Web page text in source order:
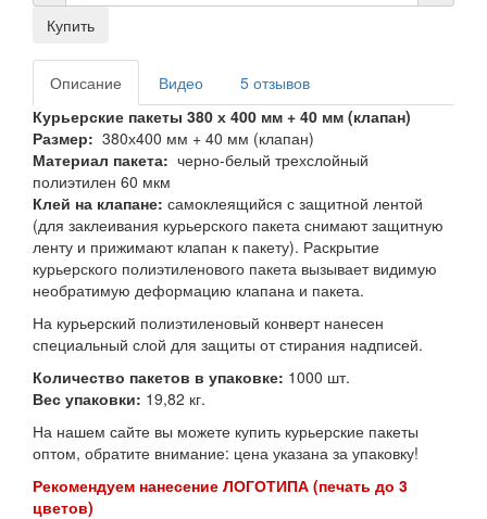
Купить
Описание Видео
5 отзывов
Курьерские пакеты 380 х 400 мм + 40 мм (клапан)
Размер: 380х400 мм + 40 мм (клапан)
Материал пакета: черно-белый трехслойный
полиэтилен 60 мкм
Клей на клапане: самоклеящийся с защитной лентой
(для заклеивания курьерского пакета снимают защитную
ленту и прижимают клапан к пакету). Раскрытие
курьерского полиэтиленового пакета вызывает видимую
необратимую деформацию клапана и пакета.
На курьерский полиэтиленовый конверт нанесен
специальный слой для защиты от стирания надписей.
Количество пакетов в упаковке: 1000 шт.
Вес упаковки: 19,82 кг.
На нашем сайте вы можете купить курьерские пакеты
оптом, обратите внимание: цена указана за упаковку!
Рекомендуем нанесение ЛОГОТИПА (печать до 3
цветов)